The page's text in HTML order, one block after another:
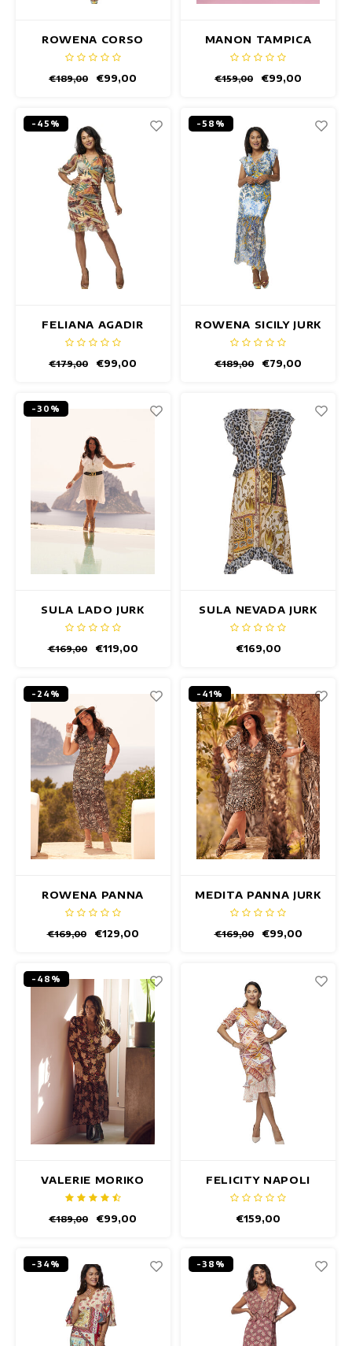
ROWENA CORSO
JURK
€189,00 €99,00
MANON TAMPICA
JURK
€159,00 €99,00
-45%
FELIANA AGADIR
JURK
€179,00 €99,00
-58%
ROWENA SICILY JURK
€189,00 €79,00
-30%
SULA LADO JURK
€169,00 €119,00
SULA NEVADA JURK
€169,00
-24%
ROWENA PANNA
JURK
€169,00 €129,00
-41%
MEDITA PANNA JURK
€169,00 €99,00
-48%
VALERIE MORIKO
JURK
€189,00 €99,00
FELICITY NAPOLI
JURK
€159,00
-34% -38%